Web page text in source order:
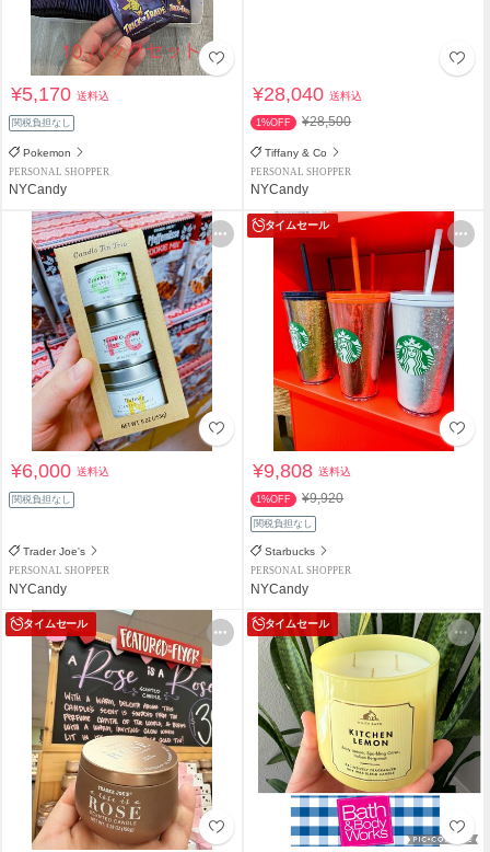
¥5,170送料込
関税負担なし
Pokemon
PERSONAL SHOPPER
NYCandy
¥28,040送料込
1%OFF ¥28,500
Tiffany & Co
PERSONAL SHOPPER
NYCandy
¥6,000送料込
関税負担なし
Trader Joe's
PERSONAL SHOPPER
NYCandy
タイムセール
¥9,808送料込
1%OFF ¥9,920
関税負担なし
Starbucks
PERSONAL SHOPPER
NYCandy
タイムセール タイムセール